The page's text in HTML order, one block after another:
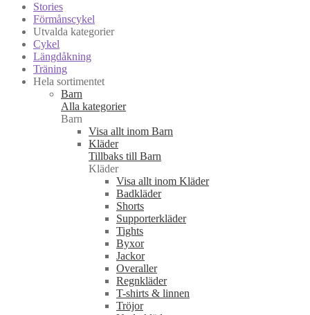
Stories
Förmånscykel
Utvalda kategorier
Cykel
Längdåkning
Träning
Hela sortimentet
Barn
Alla kategorier
Barn
Visa allt inom Barn
Kläder
Tillbaks till Barn
Kläder
Visa allt inom Kläder
Badkläder
Shorts
Supporterkläder
Tights
Byxor
Jackor
Overaller
Regnkläder
T-shirts & linnen
Tröjor